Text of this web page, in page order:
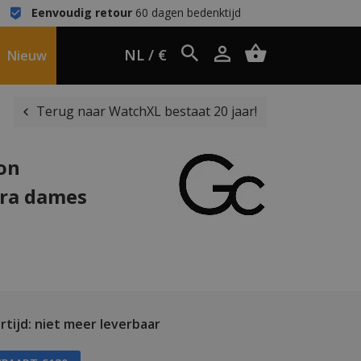
Eenvoudig retour60 dagen bedenktijd
Nieuw NL / €
Terug naar WatchXL bestaat 20 jaar!
dames
niet meer leverbaar